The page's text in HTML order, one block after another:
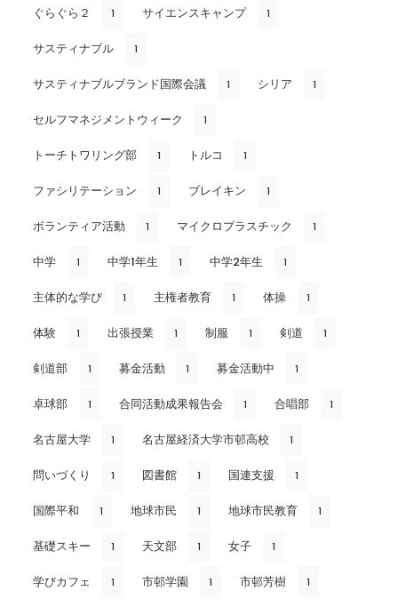
ぐらぐら２ 1 サイエンスキャンプ 1
サスティナブル 1
サスティナブルブランド国際会議 1 シリア 1
セルフマネジメントウィーク 1
トーチトワリング部 1 トルコ 1
ファシリテーション 1 ブレイキン 1
ボランティア活動 1 マイクロプラスチック 1
中学 1 中学1年生 1 中学2年生 1
主体的な学び 1 主権者教育 1 体操 1
体験 1 出張授業 1 制服 1 剣道 1
剣道部 1 募金活動 1 募金活動中 1
卓球部 1 合同活動成果報告会 1 合唱部 1
名古屋大学 1 名古屋経済大学市邨高校 1
問いづくり 1 図書館 1 国連支援 1
国際平和 1 地球市民 1 地球市民教育 1
基礎スキー 1 天文部 1 女子 1
学びカフェ 1 市邨学園 1 市邨芳樹 1